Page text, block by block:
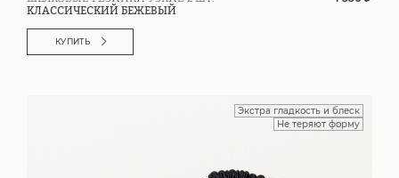
КЛАССИЧЕСКИЙ БЕЖЕВЫЙ
КУПИТЬ
Экстра гладкость и блеск
Не теряют форму